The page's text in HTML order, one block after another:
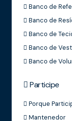
Banco de
Banco de
Banco de
Banco de
Banco de
Participe
Porque
Mantenedor